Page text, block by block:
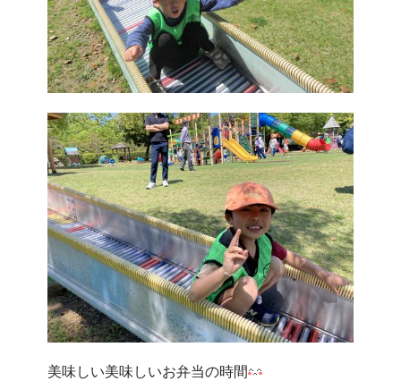
美味しい美味しいお弁当の時間